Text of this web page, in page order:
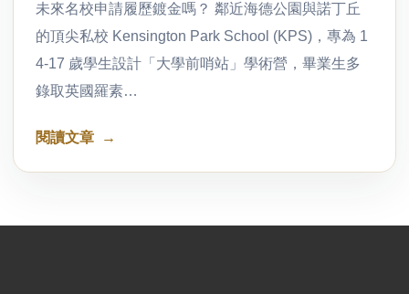
未來名校申請履歷鍍金嗎？ 鄰近海德公園與諾丁丘
的頂尖私校 Kensington Park School (KPS)，專為 1
4-17 歲學生設計「大學前哨站」學術營，畢業生多
錄取英國羅素…
閱讀文章